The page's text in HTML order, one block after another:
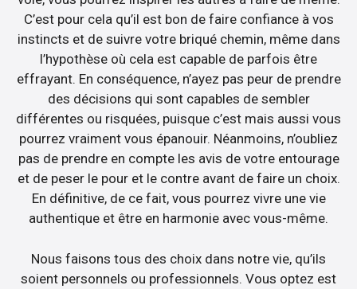
C’est pour cela qu’il est bon de faire confiance à vos
instincts et de suivre votre briqué chemin, même dans
l’hypothèse où cela est capable de parfois être
effrayant. En conséquence, n’ayez pas peur de prendre
des décisions qui sont capables de sembler
différentes ou risquées, puisque c’est mais aussi vous
pourrez vraiment vous épanouir. Néanmoins, n’oubliez
pas de prendre en compte les avis de votre entourage
et de peser le pour et le contre avant de faire un choix.
En définitive, de ce fait, vous pourrez vivre une vie
authentique et être en harmonie avec vous-même.
Nous faisons tous des choix dans notre vie, qu’ils
soient personnels ou professionnels. Vous optez est